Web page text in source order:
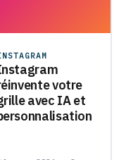
votre
avec IA et